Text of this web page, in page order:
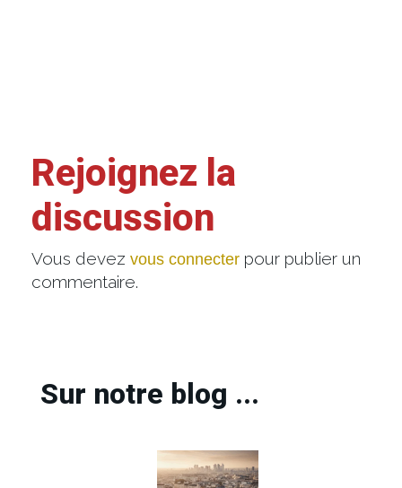
Rejoignez la
discussion
Vous devez vous connecter pour publier un
commentaire.
Sur notre blog ...